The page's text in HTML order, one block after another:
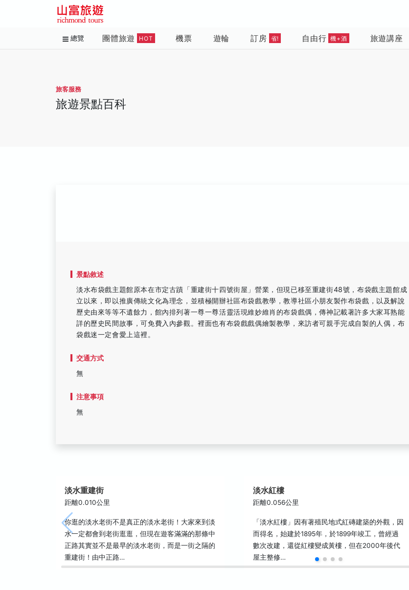
總覽 團體旅遊 HOT 機票 遊輪 訂房 省! 自由行 機+酒 旅遊講座
旅客服務
旅遊景點百科
景點敘述
淡水布袋戲主題館原本在市定古蹟「重建街十四號街屋」營業，但現已移至重建街48號，布袋戲主題館成
立以來，即以推廣傳統文化為理念，並積極開辦社區布袋戲教學，教導社區小朋友製作布袋戲，以及解說
歷史由來等等不遺餘力，館內排列著一尊一尊活靈活現維妙維肖的布袋戲偶，傳神記載著許多大家耳熟能
詳的歷史民間故事，可免費入內參觀。裡面也有布袋戲戲偶繪製教學，來訪者可親手完成自製的人偶，布
袋戲迷一定會愛上這裡。
交通方式
無
注意事項
無
淡水重建街
距離0.010公里
你逛的淡水老街不是真正的淡水老街！大家來到淡
水一定都會到老街逛逛，但現在遊客滿滿的那條中
正路其實並不是最早的淡水老街，而是一街之隔的
重建街！由中正路…
淡水紅樓
距離0.056公里
「淡水紅樓」因有著殖民地式紅磚建築的外觀，因
而得名，始建於1895年，於1899年竣工，曾經過
數次改建，還從紅樓變成黃樓，但在2000年後代
屋主整修…